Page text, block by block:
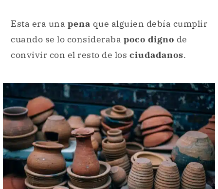
Esta era una pena que alguien debía cumplir
cuando se lo consideraba poco digno de
convivir con el resto de los ciudadanos.